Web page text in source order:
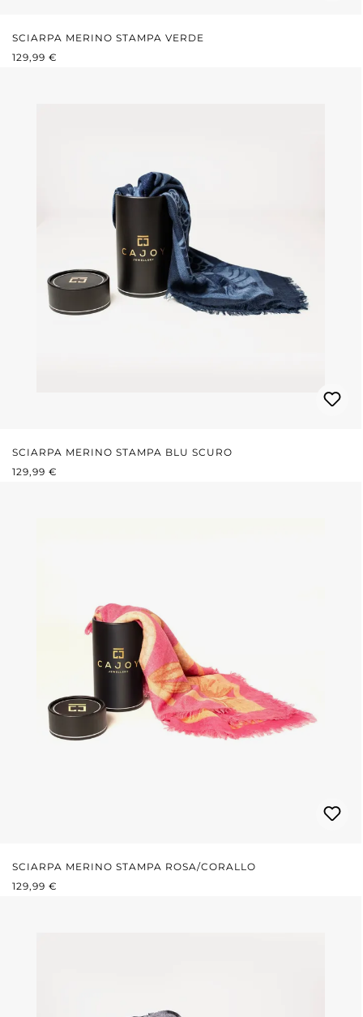
SCIARPA MERINO STAMPA VERDE
PREZZO NORMALE:
129,99 €
SCIARPA MERINO STAMPA BLU SCURO
PREZZO NORMALE:
129,99 €
SCIARPA MERINO STAMPA ROSA/CORALLO
PREZZO NORMALE:
129,99 €